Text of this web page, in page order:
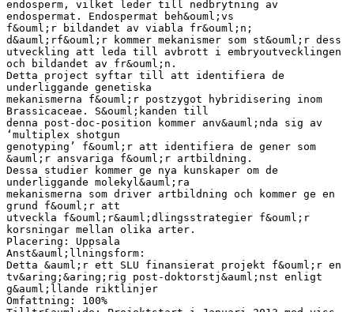
endosperm, vilket leder till nedbrytning av
endospermat. Endospermat beh&ouml;vs
f&ouml;r bildandet av viabla fr&ouml;n;
d&auml;rf&ouml;r kommer mekanismer som st&ouml;r dess
utveckling att leda till avbrott i embryoutvecklingen
och bildandet av fr&ouml;n.
Detta project syftar till att identifiera de
underliggande genetiska
mekanismerna f&ouml;r postzygot hybridisering inom
Brassicaceae. S&ouml;kanden till
denna post-doc-position kommer anv&auml;nda sig av
‘multiplex shotgun
genotyping’ f&ouml;r att identifiera de gener som
&auml;r ansvariga f&ouml;r artbildning.
Dessa studier kommer ge nya kunskaper om de
underliggande molekyl&auml;ra
mekanismerna som driver artbildning och kommer ge en
grund f&ouml;r att
utveckla f&ouml;r&auml;dlingsstrategier f&ouml;r
korsningar mellan olika arter.
Placering: Uppsala
Anst&auml;llningsform:
Detta &auml;r ett SLU finansierat projekt f&ouml;r en
tv&aring;&aring;rig post-doktorstj&auml;nst enligt
g&auml;llande riktlinjer
Omfattning: 100%